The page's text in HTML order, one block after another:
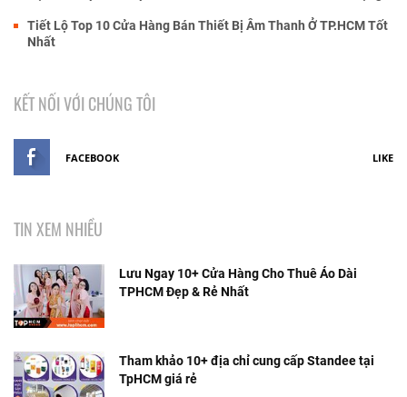
Tiết Lộ Top 10 Cửa Hàng Bán Thiết Bị Âm Thanh Ở TP.HCM Tốt
Nhất
KẾT NỐI VỚI CHÚNG TÔI
FACEBOOK LIKE
TIN XEM NHIỀU
Lưu Ngay 10+ Cửa Hàng Cho Thuê Áo Dài
TPHCM Đẹp & Rẻ Nhất
Tham khảo 10+ địa chỉ cung cấp Standee tại
TpHCM giá rẻ